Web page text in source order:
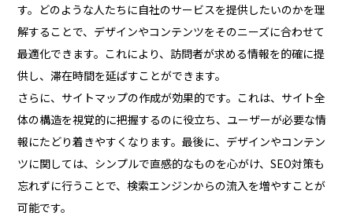
す。どのような人たちに自社のサービスを提供したいのかを理
解することで、デザインやコンテンツをそのニーズに合わせて
最適化できます。これにより、訪問者が求める情報を的確に提
供し、滞在時間を延ばすことができます。
さらに、サイトマップの作成が効果的です。これは、サイト全
体の構造を視覚的に把握するのに役立ち、ユーザーが必要な情
報にたどり着きやすくなります。最後に、デザインやコンテン
ツに関しては、シンプルで直感的なものを心がけ、SEO対策も
忘れずに行うことで、検索エンジンからの流入を増やすことが
可能です。